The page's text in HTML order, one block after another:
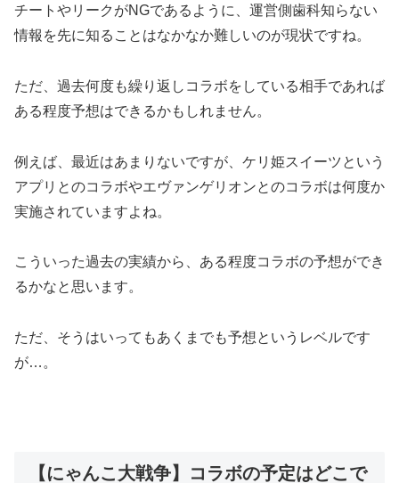
チートやリークがNGであるように、運営側歯科知らない
情報を先に知ることはなかなか難しいのが現状ですね。
ただ、過去何度も繰り返しコラボをしている相手であれば
ある程度予想はできるかもしれません。
例えば、最近はあまりないですが、ケリ姫スイーツという
アプリとのコラボやエヴァンゲリオンとのコラボは何度か
実施されていますよね。
こういった過去の実績から、ある程度コラボの予想ができ
るかなと思います。
ただ、そうはいってもあくまでも予想というレベルです
が…。
【にゃんこ大戦争】コラボの予定はどこで